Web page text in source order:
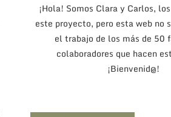
¡Hola! Somos Clara y Carlos,
este proyecto, pero esta web no
el trabajo de los más de 50
colaboradores que hacen
¡Bienvenid@!